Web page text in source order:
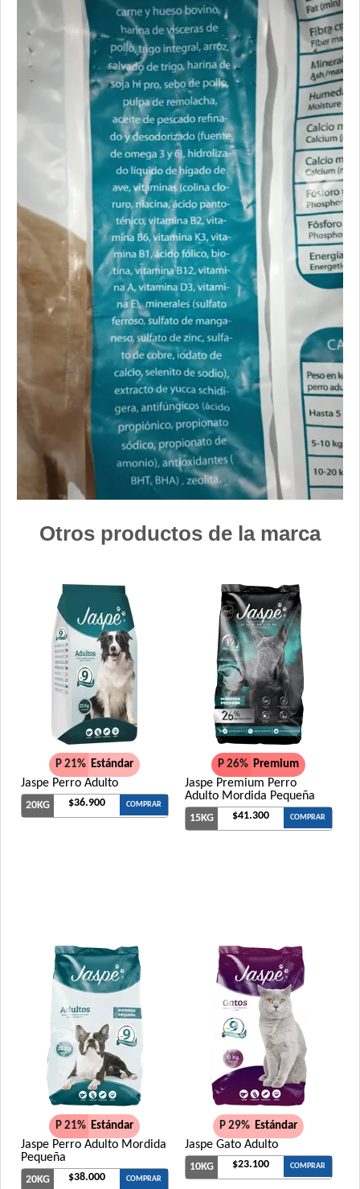
Otros productos de la marca
P 21% Estándar
Jaspe Perro Adulto
20KG $36.900 COMPRAR
P 26% Premium
Jaspe Premium Perro
Adulto Mordida Pequeña
15KG $41.300 COMPRAR
P 21% Estándar
Jaspe Perro Adulto Mordida
Pequeña
20KG $38.000 COMPRAR
P 29% Estándar
Jaspe Gato Adulto
10KG $23.100 COMPRAR